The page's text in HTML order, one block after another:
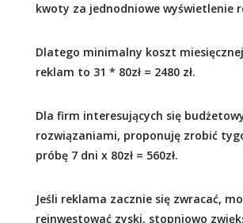
kwoty za jednodniowe wyświetlenie
Dlatego minimalny koszt
reklam to 31 * 80zł = 2480 zł.
Dla firm interesujących się
rozwiązaniami, proponuję zrobić
próbę 7 dni x 80zł = 560zł.
Jeśli reklama zacznie się zwracać,
reinwestować zyski, stopniowo